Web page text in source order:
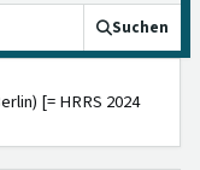
Suchen
[= HRRS 2024